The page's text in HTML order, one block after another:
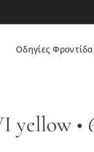
Οδηγίες
yellow •